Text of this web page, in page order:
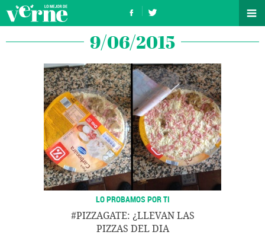
9/06/2015
LO PROBAMOS POR TI
#PIZZAGATE: ¿LLEVAN LAS
PIZZAS DEL DIA